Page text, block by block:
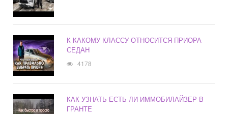
К КАКОМУ КЛАССУ ОТНОСИТСЯ ПРИОРА
СЕДАН
4178
КАК УЗНАТЬ ЕСТЬ ЛИ ИММОБИЛАЙЗЕР В
ГРАНТЕ